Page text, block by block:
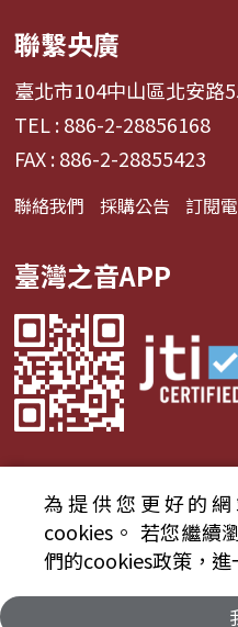
聯繫央廣
臺北市104中山區北安路
TEL : 886-2-28856168
FAX : 886-2-28855423
聯絡我們 採購公告 訂閱
臺灣之音APP
© 2024財團法人中
資通安全政策聲明
為提供您更好的
cookies。 若您繼續
們的cookies政策，進